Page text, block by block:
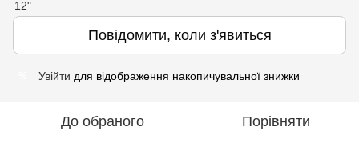
Повідомити, коли з'явиться
Увійти для відображення накопичувальної знижки
До обраного Порівняти